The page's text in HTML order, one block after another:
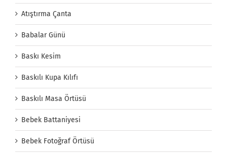
Atıştırma Çanta
Babalar Günü
Baskı Kesim
Baskılı Kupa Kılıfı
Baskılı Masa Örtüsü
Bebek Battaniyesi
Bebek Fotoğraf Örtüsü